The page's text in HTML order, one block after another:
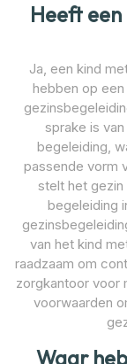
Heeft
Ja, een kind
hebben op
sprake is
begeleiding,
passende vorm
stelt het
begeleiding
van het kind
raadzaam om
zorgkantoor voor
voorwaarden
Waar